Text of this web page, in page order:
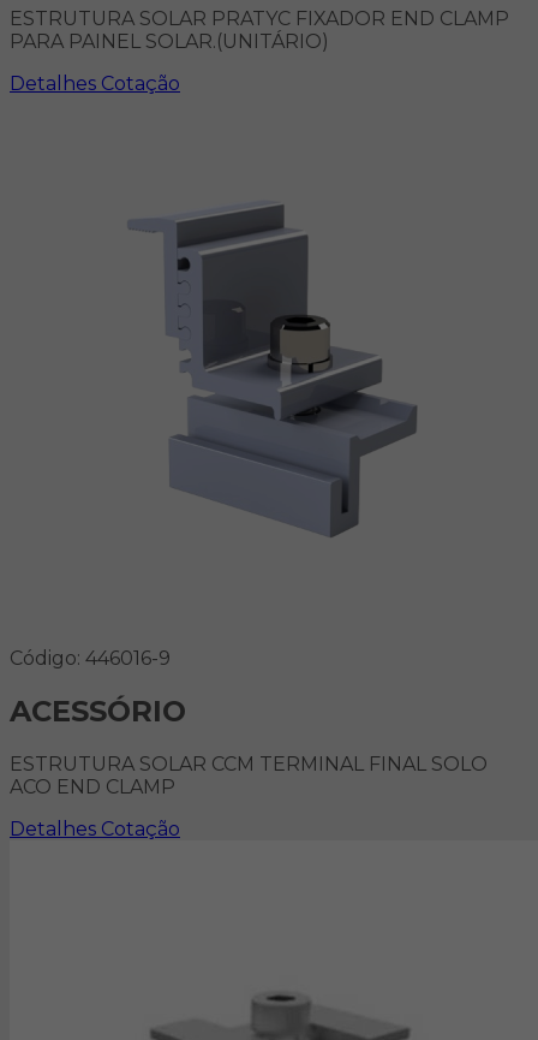
ESTRUTURA SOLAR PRATYC FIXADOR END CLAMP
PARA PAINEL SOLAR.(UNITÁRIO)
Detalhes Cotação
Código: 446016-9
ACESSÓRIO
ESTRUTURA SOLAR CCM TERMINAL FINAL SOLO
ACO END CLAMP
Detalhes Cotação